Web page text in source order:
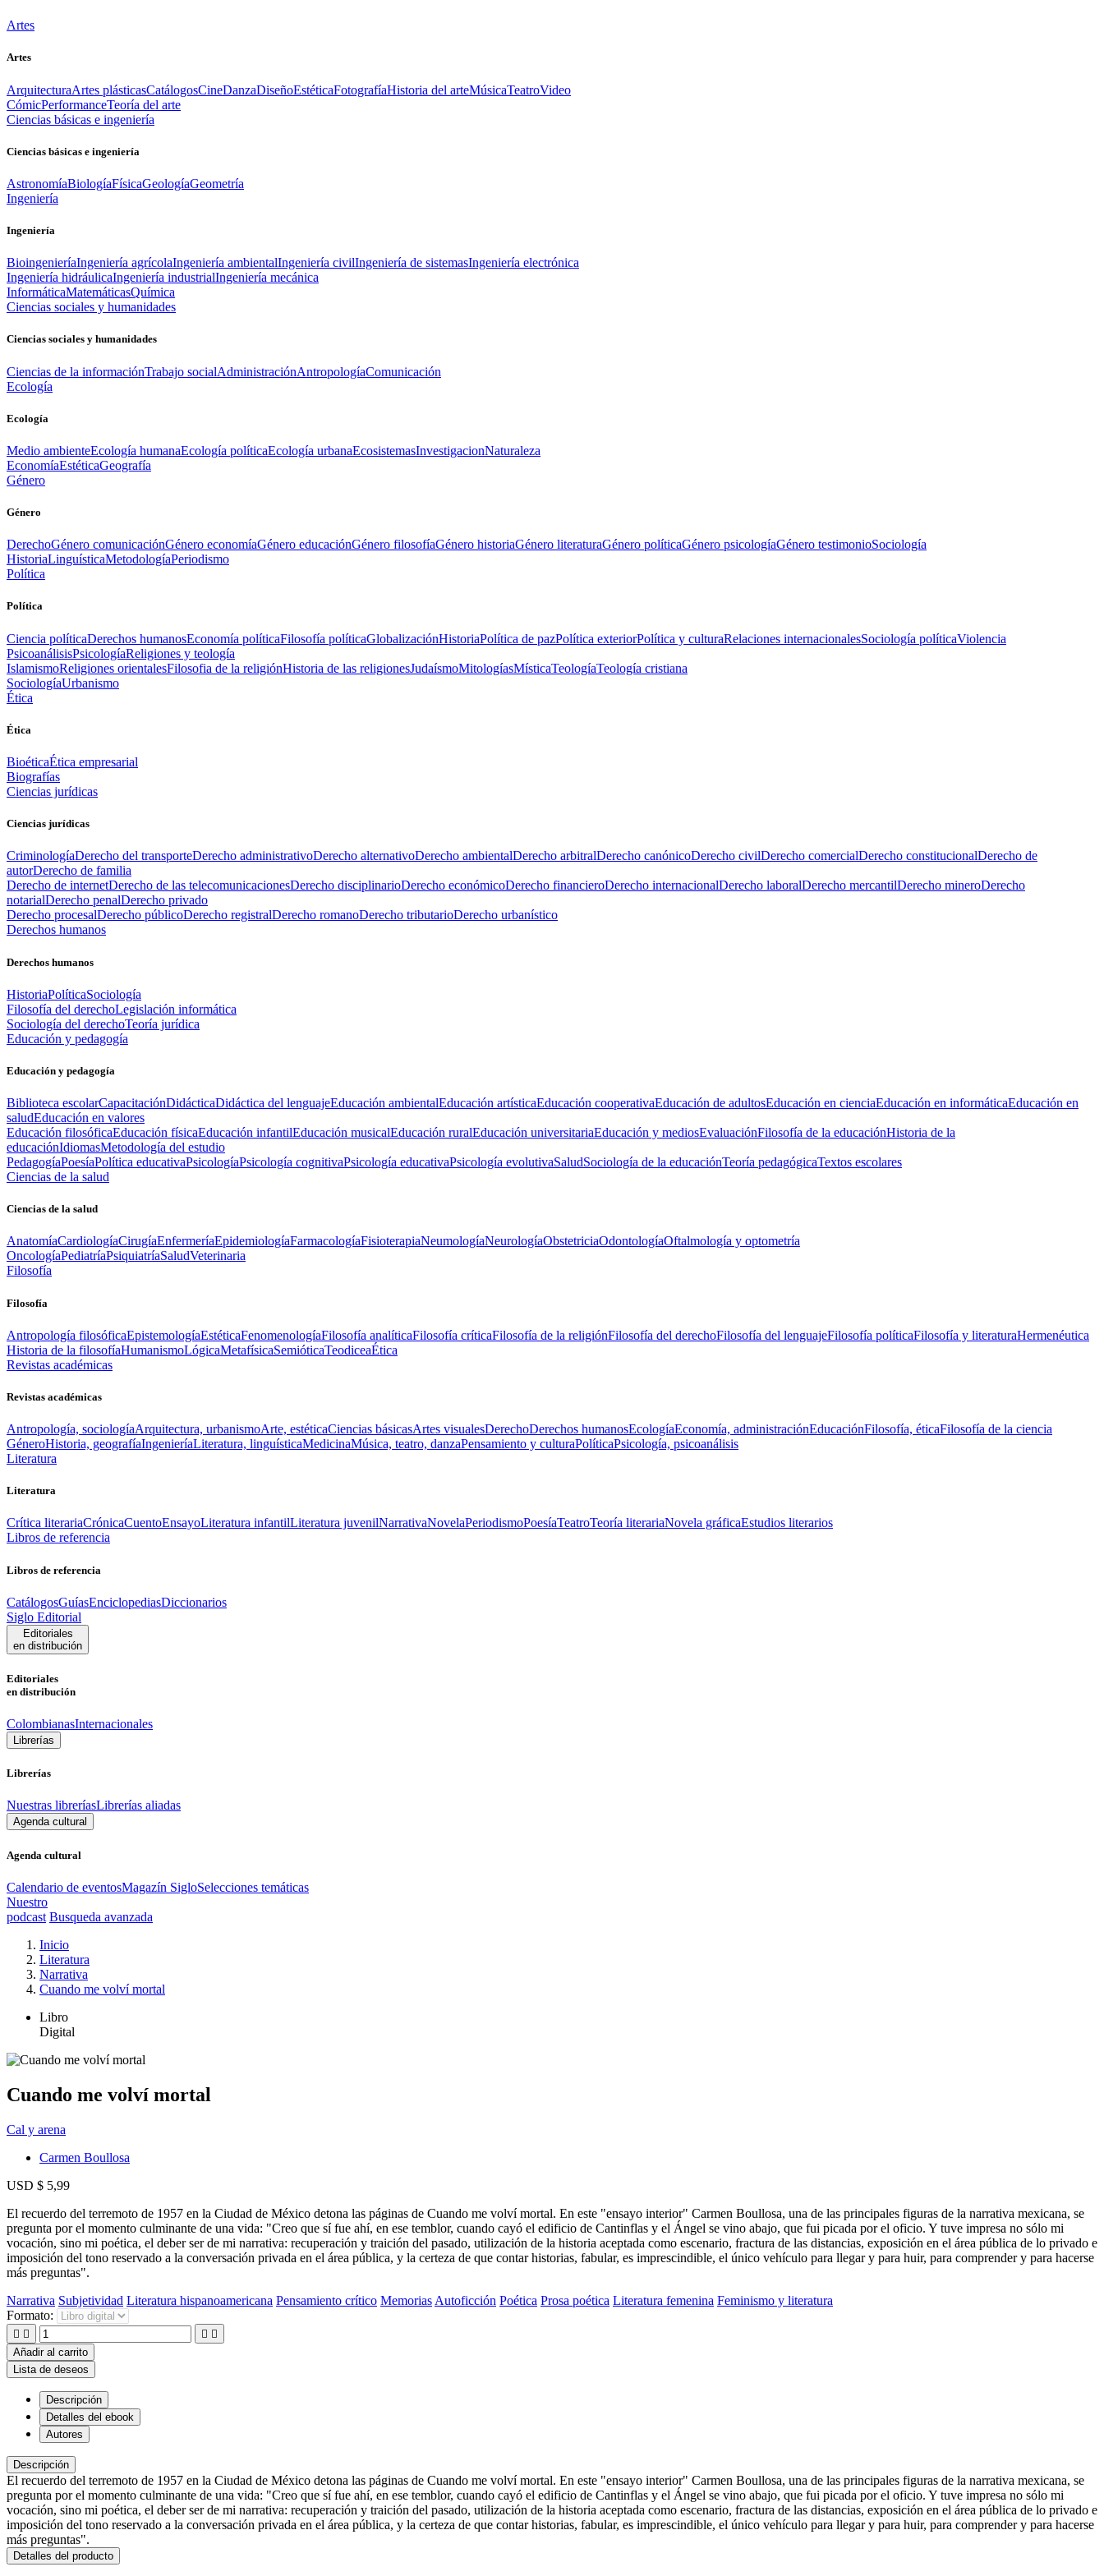
Artes
Artes
ArquitecturaArtes plásticasCatálogosCineDanzaDiseñoEstéticaFotografíaHistoria del arteMúsicaTeatroVideo
CómicPerformanceTeoría del arte
Ciencias básicas e ingeniería
Ciencias básicas e ingeniería
AstronomíaBiologíaFísicaGeologíaGeometría
Ingeniería
Ingeniería
BioingenieríaIngeniería agrícolaIngeniería ambientalIngeniería civilIngeniería de sistemasIngeniería electrónica
Ingeniería hidráulicaIngeniería industrialIngeniería mecánica
InformáticaMatemáticasQuímica
Ciencias sociales y humanidades
Ciencias sociales y humanidades
Ciencias de la informaciónTrabajo socialAdministraciónAntropologíaComunicación
Ecología
Ecología
Medio ambienteEcología humanaEcología políticaEcología urbanaEcosistemasInvestigacionNaturaleza
EconomíaEstéticaGeografía
Género
Género
DerechoGénero comunicaciónGénero economíaGénero educaciónGénero filosofíaGénero historiaGénero literaturaGénero políticaGénero psicologíaGénero testimonioSociología
HistoriaLinguísticaMetodologíaPeriodismo
Política
Política
Ciencia políticaDerechos humanosEconomía políticaFilosofía políticaGlobalizaciónHistoriaPolítica de pazPolítica exteriorPolítica y culturaRelaciones internacionalesSociología políticaViolencia
PsicoanálisisPsicologíaReligiones y teología
IslamismoReligiones orientalesFilosofia de la religiónHistoria de las religionesJudaísmoMitologíasMísticaTeologíaTeología cristiana
SociologíaUrbanismo
Ética
Ética
BioéticaÉtica empresarial
Biografías
Ciencias jurídicas
Ciencias jurídicas
CriminologíaDerecho del transporteDerecho administrativoDerecho alternativoDerecho ambientalDerecho arbitralDerecho canónicoDerecho civilDerecho comercialDerecho constitucionalDerecho de
autorDerecho de familia
Derecho de internetDerecho de las telecomunicacionesDerecho disciplinarioDerecho económicoDerecho financieroDerecho internacionalDerecho laboralDerecho mercantilDerecho mineroDerecho
notarialDerecho penalDerecho privado
Derecho procesalDerecho públicoDerecho registralDerecho romanoDerecho tributarioDerecho urbanístico
Derechos humanos
Derechos humanos
HistoriaPolíticaSociología
Filosofía del derechoLegislación informática
Sociología del derechoTeoría jurídica
Educación y pedagogía
Educación y pedagogía
Biblioteca escolarCapacitaciónDidácticaDidáctica del lenguajeEducación ambientalEducación artísticaEducación cooperativaEducación de adultosEducación en cienciaEducación en informáticaEducación en
saludEducación en valores
Educación filosóficaEducación físicaEducación infantilEducación musicalEducación ruralEducación universitariaEducación y mediosEvaluaciónFilosofía de la educaciónHistoria de la
educaciónIdiomasMetodología del estudio
PedagogíaPoesíaPolítica educativaPsicologíaPsicología cognitivaPsicología educativaPsicología evolutivaSaludSociología de la educaciónTeoría pedagógicaTextos escolares
Ciencias de la salud
Ciencias de la salud
AnatomíaCardiologíaCirugíaEnfermeríaEpidemiologíaFarmacologíaFisioterapiaNeumologíaNeurologíaObstetriciaOdontologíaOftalmología y optometría
OncologíaPediatríaPsiquiatríaSaludVeterinaria
Filosofía
Filosofía
Antropología filosóficaEpistemologíaEstéticaFenomenologíaFilosofía analíticaFilosofía críticaFilosofía de la religiónFilosofía del derechoFilosofía del lenguajeFilosofía políticaFilosofía y literaturaHermenéutica
Historia de la filosofíaHumanismoLógicaMetafísicaSemióticaTeodiceaÉtica
Revistas académicas
Revistas académicas
Antropología, sociologíaArquitectura, urbanismoArte, estéticaCiencias básicasArtes visualesDerechoDerechos humanosEcologíaEconomía, administraciónEducaciónFilosofía, éticaFilosofía de la ciencia
GéneroHistoria, geografíaIngenieríaLiteratura, linguísticaMedicinaMúsica, teatro, danzaPensamiento y culturaPolíticaPsicología, psicoanálisis
Literatura
Literatura
Crítica literariaCrónicaCuentoEnsayoLiteratura infantilLiteratura juvenilNarrativaNovelaPeriodismoPoesíaTeatroTeoría literariaNovela gráficaEstudios literarios
Libros de referencia
Libros de referencia
CatálogosGuíasEnciclopediasDiccionarios
Siglo Editorial
Editoriales
en distribución
Editoriales
en distribución
ColombianasInternacionales
Librerías
Librerías
Nuestras libreríasLibrerías aliadas
Agenda cultural
Agenda cultural
Calendario de eventosMagazín SigloSelecciones temáticas
Nuestro
podcast Busqueda avanzada
Inicio
Literatura
Narrativa
Cuando me volví mortal
Libro
Digital
Cuando me volví mortal
Cal y arena
Carmen Boullosa
USD $ 5,99
El recuerdo del terremoto de 1957 en la Ciudad de México detona las páginas de Cuando me volví mortal. En este "ensayo interior" Carmen Boullosa, una de las principales figuras de la narrativa mexicana, se
pregunta por el momento culminante de una vida: "Creo que sí fue ahí, en ese temblor, cuando cayó el edificio de Cantinflas y el Ángel se vino abajo, que fui picada por el oficio. Y tuve impresa no sólo mi
vocación, sino mi poética, el deber ser de mi narrativa: recuperación y traición del pasado, utilización de la historia aceptada como escenario, fractura de las distancias, exposición en el área pública de lo privado e
imposición del tono reservado a la conversación privada en el área pública, y la certeza de que contar historias, fabular, es imprescindible, el único vehículo para llegar y para huir, para comprender y para hacerse
más preguntas".
Narrativa Subjetividad Literatura hispanoamericana Pensamiento crítico Memorias Autoficción Poética Prosa poética Literatura femenina Feminismo y literatura
Formato:
   
Añadir al carrito
Lista de deseos
Descripción
Detalles del ebook
Autores
Descripción
El recuerdo del terremoto de 1957 en la Ciudad de México detona las páginas de Cuando me volví mortal. En este "ensayo interior" Carmen Boullosa, una de las principales figuras de la narrativa mexicana, se
pregunta por el momento culminante de una vida: "Creo que sí fue ahí, en ese temblor, cuando cayó el edificio de Cantinflas y el Ángel se vino abajo, que fui picada por el oficio. Y tuve impresa no sólo mi
vocación, sino mi poética, el deber ser de mi narrativa: recuperación y traición del pasado, utilización de la historia aceptada como escenario, fractura de las distancias, exposición en el área pública de lo privado e
imposición del tono reservado a la conversación privada en el área pública, y la certeza de que contar historias, fabular, es imprescindible, el único vehículo para llegar y para huir, para comprender y para hacerse
más preguntas".
Detalles del producto